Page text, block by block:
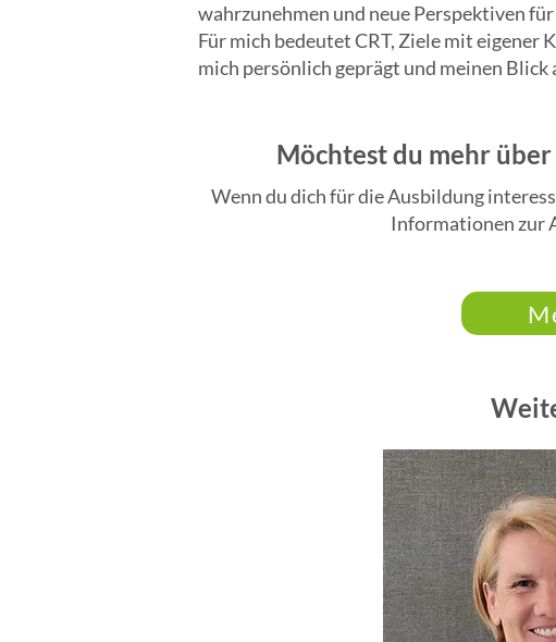
wahrzunehmen und neue Perspektiven
Für mich bedeutet CRT, Ziele mit
mich persönlich geprägt und meinen
Möchtest du mehr
Wenn du dich für die Ausbildung
Informationen zur